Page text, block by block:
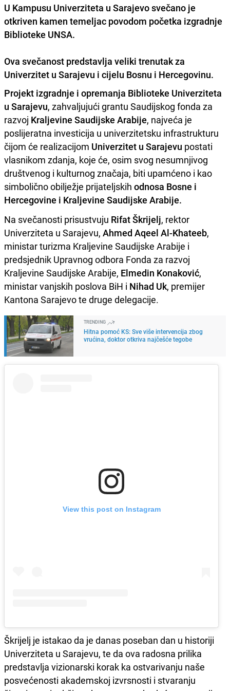
U Kampusu Univerziteta u Sarajevo svečano je
otkriven kamen temeljac povodom početka izgradnje
Biblioteke UNSA.
Ova svečanost predstavlja veliki trenutak za
Univerzitet u Sarajevu i cijelu Bosnu i Hercegovinu.
Projekt izgradnje i opremanja Biblioteke Univerziteta
u Sarajevu, zahvaljujući grantu Saudijskog fonda za
razvoj Kraljevine Saudijske Arabije, najveća je
poslijeratna investicija u univerzitetsku infrastrukturu
čijom će realizacijom Univerzitet u Sarajevu postati
vlasnikom zdanja, koje će, osim svog nesumnjivog
društvenog i kulturnog značaja, biti upamćeno i kao
simbolično obilježje prijateljskih odnosa Bosne i
Hercegovine i Kraljevine Saudijske Arabije.
Na svečanosti prisustvuju Rifat Škrijelj, rektor
Univerziteta u Sarajevu, Ahmed Aqeel Al-Khateeb,
ministar turizma Kraljevine Saudijske Arabije i
predsjednik Upravnog odbora Fonda za razvoj
Kraljevine Saudijske Arabije, Elmedin Konaković,
ministar vanjskih poslova BiH i Nihad Uk, premijer
Kantona Sarajevo te druge delegacije.
TRENDING
Hitna pomoć KS: Sve više intervencija zbog
vrućina, doktor otkriva najčešće tegobe
View this post on Instagram
Škrijelj je istakao da je danas poseban dan u historiji
Univerziteta u Sarajevu, te da ova radosna prilika
predstavlja vizionarski korak ka ostvarivanju naše
posvećenosti akademskoj izvrsnosti i stvaranju